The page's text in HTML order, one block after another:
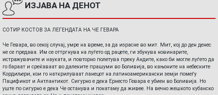
ИЗЈАВА НА ДЕНОТ
СОТИР КОСТОВ ЗА ЛЕГЕНДАТА НА ЧЕ ГЕВАРА
Че Гевара, во секој случај, умре на време, за да израсне во мит. Мит, кој до ден денес
не се предава. Им се оттргнува на луѓето од рацете, ги збунува новинарите,
истражувачите и науката, и повторно полетува преку Андите, како би могле луѓето да
го бараат и среќаваат во далеките прашуми во Боливија, во кањоните на небеските
Кордиљери, кои го наткрилуваат ланецот на латиноамерикански земји помеѓу
Пацификот и Антлантикот. Сигурно е дека Ернесто Гевара е убиен во Боливија. Но
уште по сигурно е дека Че останува и понатаму да живее. На вечно жешкото кубанско